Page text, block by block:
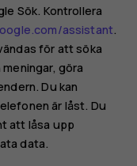
Sök. Kontrollera
assistant.
för att söka
göra
Du kan
är låst. Du
att låsa upp
data.